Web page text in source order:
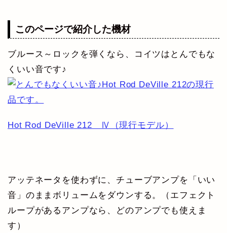
このページで紹介した機材
ブルース～ロックを弾くなら、コイツはとんでもな
くいい音です♪
Hot Rod DeVille 212 Ⅳ（現行モデル）
アッテネータを使わずに、チューブアンプを「いい
音」のままボリュームをダウンする。（エフェクト
ループがあるアンプなら、どのアンプでも使えま
す）